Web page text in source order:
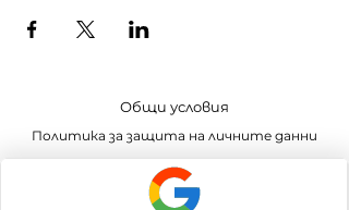
Общи условия
Политика за защита на личните данни
Политика за бисквитки
Програма за лоялност